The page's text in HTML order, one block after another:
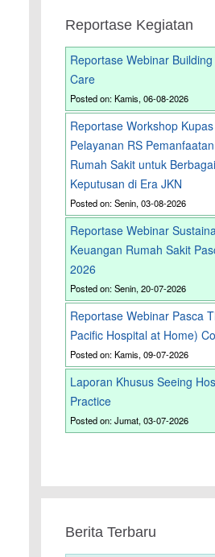
Reportase Kegiatan
Reportase Webinar
Care
Posted on: Kamis, 06-08-2026
Reportase Workshop
Pelayanan RS
Rumah Sakit untuk
Keputusan di Era JKN
Posted on: Senin, 03-08-2026
Reportase Webinar
Keuangan Rumah Sakit
2026
Posted on: Senin, 20-07-2026
Reportase Webinar Pasca
Pacific Hospital at Home)
Posted on: Kamis, 09-07-2026
Laporan Khusus Seeing
Practice
Posted on: Jumat, 03-07-2026
Berita Terbaru